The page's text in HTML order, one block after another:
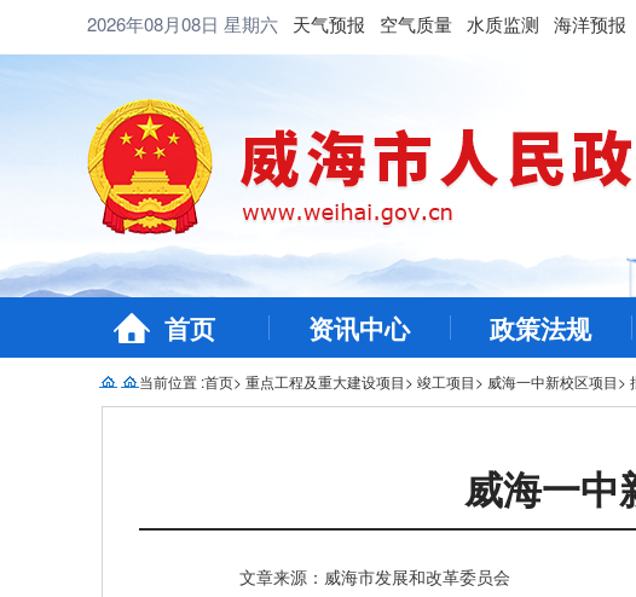
2026年08月08日 星期六 天气预报 空气质量 水质监测 海洋预报
首页 资讯中心 政策法规
当前位置 :首页> 重点工程及重大建设项目> 竣工项目> 威海一中新校区项目>
威海一中
文章来源：威海市发展和改革委员会